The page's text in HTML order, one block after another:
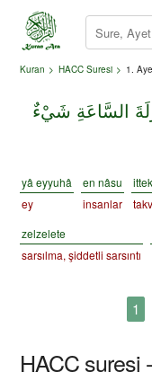
Kuran HACC Suresi 1.
السَّاعَةِ شَيْءٌ
yâ eyyuhâ
ey
en nâsu
insanlar
zelzelete
sarsılma, şiddetli sarsıntı
1
HACC suresi